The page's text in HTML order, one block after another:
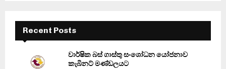
Recent Posts
වාර්ෂික බස් ගාස්තු සංශෝධන යෝජනාව
කැබිනට් මණ්ඩලයට